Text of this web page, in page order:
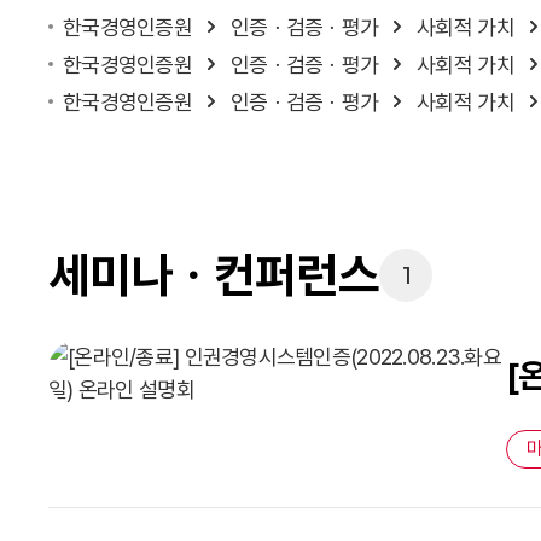
한국경영인증원 인증ㆍ검증ㆍ평가
사회적 가치
한국경영인증원
인증ㆍ검증ㆍ평가
사회적 가치
한국경영인증원
인증ㆍ검증ㆍ평가 사회적 가치
세미나ㆍ컨퍼런스 1
[